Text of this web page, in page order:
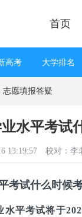
首页
高考 大学排名
线 高考分数线
高考书籍
志愿填报答疑
水平考试
13:19:57 校对：李
考试什么时候
水平考试将于